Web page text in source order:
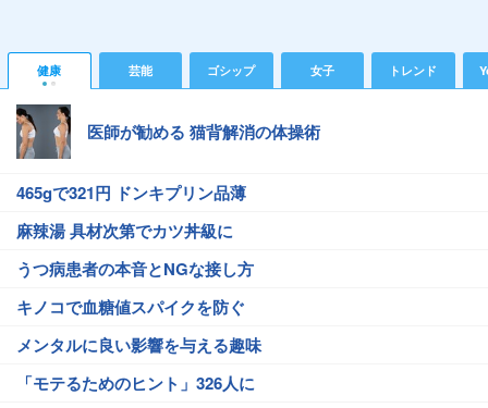
健康 芸能 ゴシップ 女子 トレンド
医師が勧める 猫背解消の体操術
465gで321円 ドンキプリン品薄
麻辣湯 具材次第でカツ丼級に
うつ病患者の本音とNGな接し方
キノコで血糖値スパイクを防ぐ
メンタルに良い影響を与える趣味
「モテるためのヒント」326人に